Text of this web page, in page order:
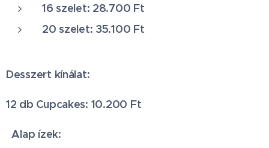
16 szelet: 28.700 Ft
20 szelet: 35.100 Ft
Desszert kínálat:
12 db Cupcakes: 10.200 Ft
Alap ízek: